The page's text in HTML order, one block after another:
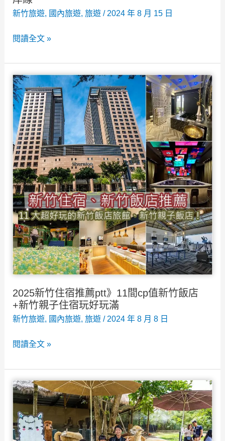
物
心
費
室
內
親
子
景
點
新竹旅遊, 國內旅遊, 旅遊/ 2024 年 8 月 15 日
新
港》
又
稱
南
寮
漁
港，
美
食
餐
廳/
波
光
市
營
業/
放
可
租
借
自
閱讀全文 »
2025新竹住宿推薦ptt》11間cp值新竹飯店
+新竹親子住宿玩好玩滿
新竹旅遊, 國內旅遊, 旅遊/ 2024 年 8 月 8 日
2025
住
宿
推
薦
閱讀全文 »